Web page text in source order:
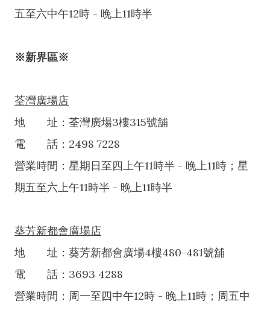
五至六中午12時 - 晚上11時半
※新界區※
荃灣廣場店
地 址：荃灣廣場3樓315號舖
電 話：2498 7228
營業時間：星期日至四上午11時半 - 晚上11時；星
期五至六上午11時半 - 晚上11時半
葵芳新都會廣場店
地 址：葵芳新都會廣場4樓480-481號舖
電 話：3693 4288
營業時間：周一至四中午12時 - 晚上11時；周五中